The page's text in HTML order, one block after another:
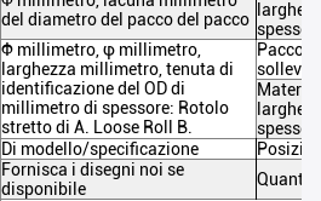
del diametrodel paccodel pacco
Φ millimetro, φ millimetro,
larghezza millimetro,tenuta di
identificazionedel ODdi
millimetro di spessore: Rotolo
stretto di A. Loose Roll B.
Pacco
Di modello/specificazione
Fornisca i disegni noi se
disponibile